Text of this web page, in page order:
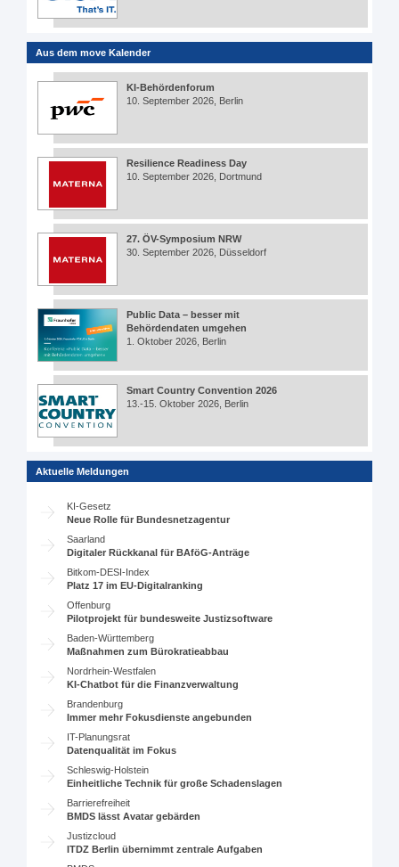
Aus dem move Kalender
KI-Behördenforum
10. September 2026, Berlin
Resilience Readiness Day
10. September 2026, Dortmund
27. ÖV-Symposium NRW
30. September 2026, Düsseldorf
Public Data – besser mit
Behördendaten umgehen
1. Oktober 2026, Berlin
Smart Country Convention 2026
13.-15. Oktober 2026, Berlin
Aktuelle Meldungen
KI-Gesetz
Neue Rolle für Bundesnetzagentur
Saarland
Digitaler Rückkanal für BAföG-Anträge
Bitkom-DESI-Index
Platz 17 im EU-Digitalranking
Offenburg
Pilotprojekt für bundesweite Justizsoftware
Baden-Württemberg
Maßnahmen zum Bürokratieabbau
Nordrhein-Westfalen
KI-Chatbot für die Finanzverwaltung
Brandenburg
Immer mehr Fokusdienste angebunden
IT-Planungsrat
Datenqualität im Fokus
Schleswig-Holstein
Einheitliche Technik für große Schadenslagen
Barrierefreiheit
BMDS lässt Avatar gebärden
Justizcloud
ITDZ Berlin übernimmt zentrale Aufgaben